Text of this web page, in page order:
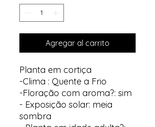
Agregar al carrito
Planta em cortiça
-Clima : Quente a Frio
-Floração com aroma?: sim
- Exposição solar: meia
sombra